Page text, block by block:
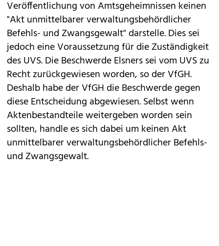
Veröffentlichung von Amtsgeheimnissen keinen
"Akt unmittelbarer verwaltungsbehördlicher
Befehls- und Zwangsgewalt" darstelle. Dies sei
jedoch eine Voraussetzung für die Zuständigkeit
des UVS. Die Beschwerde Elsners sei vom UVS zu
Recht zurückgewiesen worden, so der VfGH.
Deshalb habe der VfGH die Beschwerde gegen
diese Entscheidung abgewiesen. Selbst wenn
Aktenbestandteile weitergeben worden sein
sollten, handle es sich dabei um keinen Akt
unmittelbarer verwaltungsbehördlicher Befehls-
und Zwangsgewalt.